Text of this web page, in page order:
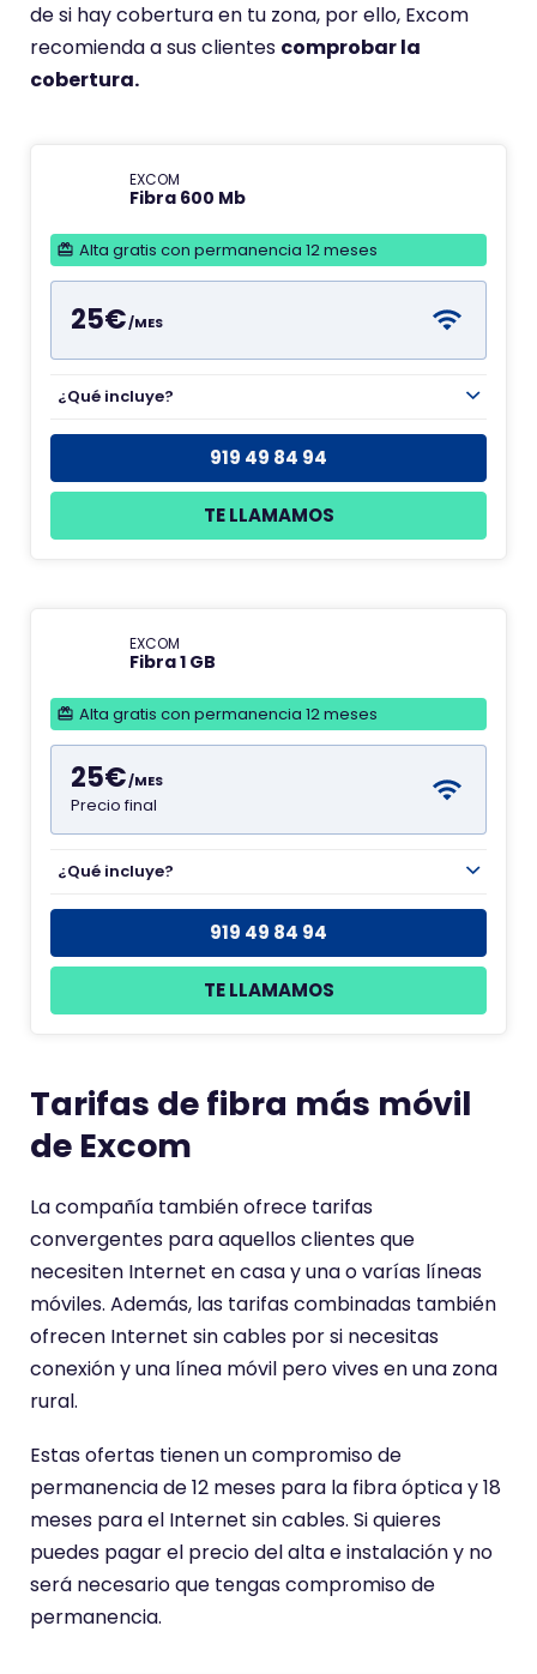
de si hay cobertura en tu zona, por ello, Excom
recomienda a sus clientes comprobar la
cobertura.
EXCOM
Fibra 600 Mb
Alta gratis con permanencia 12 meses
25€/MES
¿Qué incluye?
919 49 84 94
TE LLAMAMOS
EXCOM
Fibra 1 GB
Alta gratis con permanencia 12 meses
25€/MES
Precio final
¿Qué incluye?
919 49 84 94
TE LLAMAMOS
Tarifas de fibra más móvil
de Excom
La compañía también ofrece tarifas
convergentes para aquellos clientes que
necesiten Internet en casa y una o varías líneas
móviles. Además, las tarifas combinadas también
ofrecen Internet sin cables por si necesitas
conexión y una línea móvil pero vives en una zona
rural.
Estas ofertas tienen un compromiso de
permanencia de 12 meses para la fibra óptica y 18
meses para el Internet sin cables. Si quieres
puedes pagar el precio del alta e instalación y no
será necesario que tengas compromiso de
permanencia.